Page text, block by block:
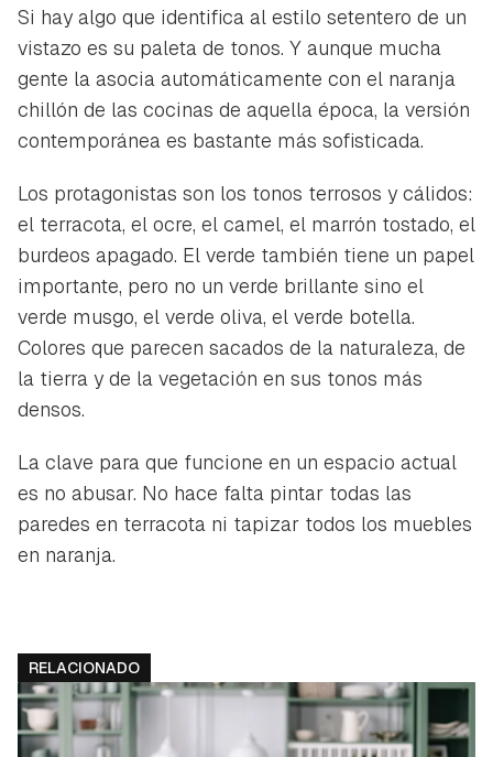
Si hay algo que identifica al estilo setentero de un
vistazo es su paleta de tonos. Y aunque mucha
gente la asocia automáticamente con el naranja
chillón de las cocinas de aquella época, la versión
contemporánea es bastante más sofisticada.
Los protagonistas son los tonos terrosos y cálidos:
el terracota, el ocre, el camel, el marrón tostado, el
burdeos apagado. El verde también tiene un papel
importante, pero no un verde brillante sino el
verde musgo, el verde oliva, el verde botella.
Colores que parecen sacados de la naturaleza, de
la tierra y de la vegetación en sus tonos más
densos.
La clave para que funcione en un espacio actual
es no abusar. No hace falta pintar todas las
paredes en terracota ni tapizar todos los muebles
en naranja.
RELACIONADO